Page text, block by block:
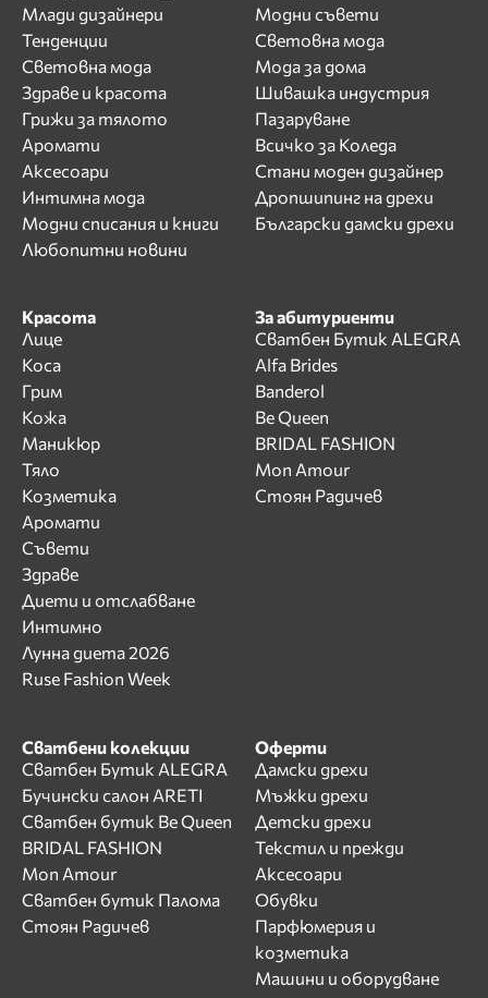
Млади дизайнери
Тенденции
Световна мода
Здраве и красота
Грижи за тялото
Аромати
Аксесоари
Интимна мода
Модни списания и книги
Любопитни новини
Модни съвети
Световна мода
Мода за дома
Шивашка индустрия
Пазаруване
Всичко за Коледа
Стани моден дизайнер
Дропшипинг на дрехи
Български дамски дрехи
Красота
Лице
Коса
Грим
Кожа
Маникюр
Тяло
Козметика
Аромати
Съвети
Здраве
Диети и отслабване
Интимно
Лунна диета 2026
Ruse Fashion Week
За абитуриенти
Сватбен Бутик ALEGRA
Alfa Brides
Banderol
Be Queen
BRIDAL FASHION
Mon Amour
Стоян Радичев
Сватбени колекции
Сватбен Бутик ALEGRA
Бучински салон ARETI
Сватбен бутик Be Queen
BRIDAL FASHION
Mon Amour
Сватбен бутик Палома
Стоян Радичев
Оферти
Дамски дрехи
Мъжки дрехи
Детски дрехи
Текстил и прежди
Аксесоари
Обувки
Парфюмерия и
козметика
Машини и оборудване